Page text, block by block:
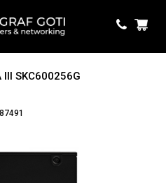
III SKC600256G